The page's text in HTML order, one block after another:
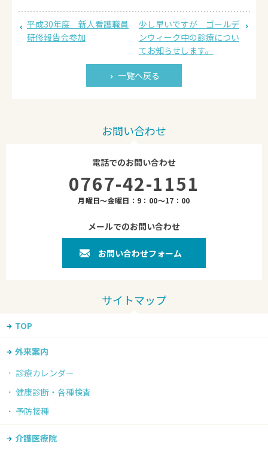
平成30年度 新人看護職員
研修報告会参加
一覧へ戻る
少し早いですが ゴールデ
ンウィーク中の診療につい
てお知らせします。
お問い合わせ
電話でのお問い合わせ
0767-42-1151
月曜日～金曜日：9：00～17：00
メールでのお問い合わせ
お問い合わせフォーム
TOP
外来案内
診療カレンダー
健康診断・各種検査
予防接種
介護医療院